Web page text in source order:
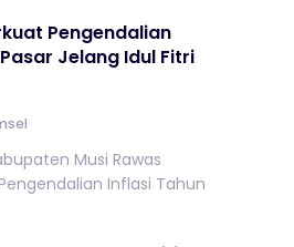
Pengendalian
Jelang Idul Fitri
Musi Rawas
Inflasi Tahun